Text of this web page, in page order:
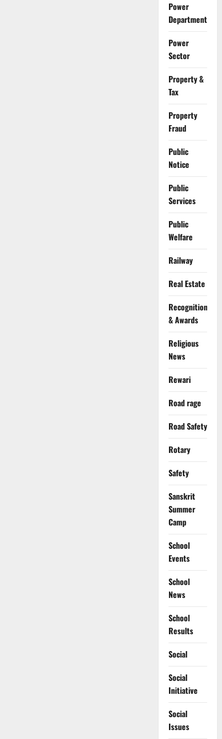
Power
Department
Power
Sector
Property &
Tax
Property
Fraud
Public
Notice
Public
Services
Public
Welfare
Railway
Real Estate
Recognition
& Awards
Religious
News
Rewari
Road rage
Road Safety
Rotary
Safety
Sanskrit
Summer
Camp
School
Events
School
News
School
Results
Social
Social
Initiative
Social
Issues